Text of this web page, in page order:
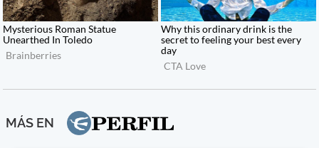
MÁS EN